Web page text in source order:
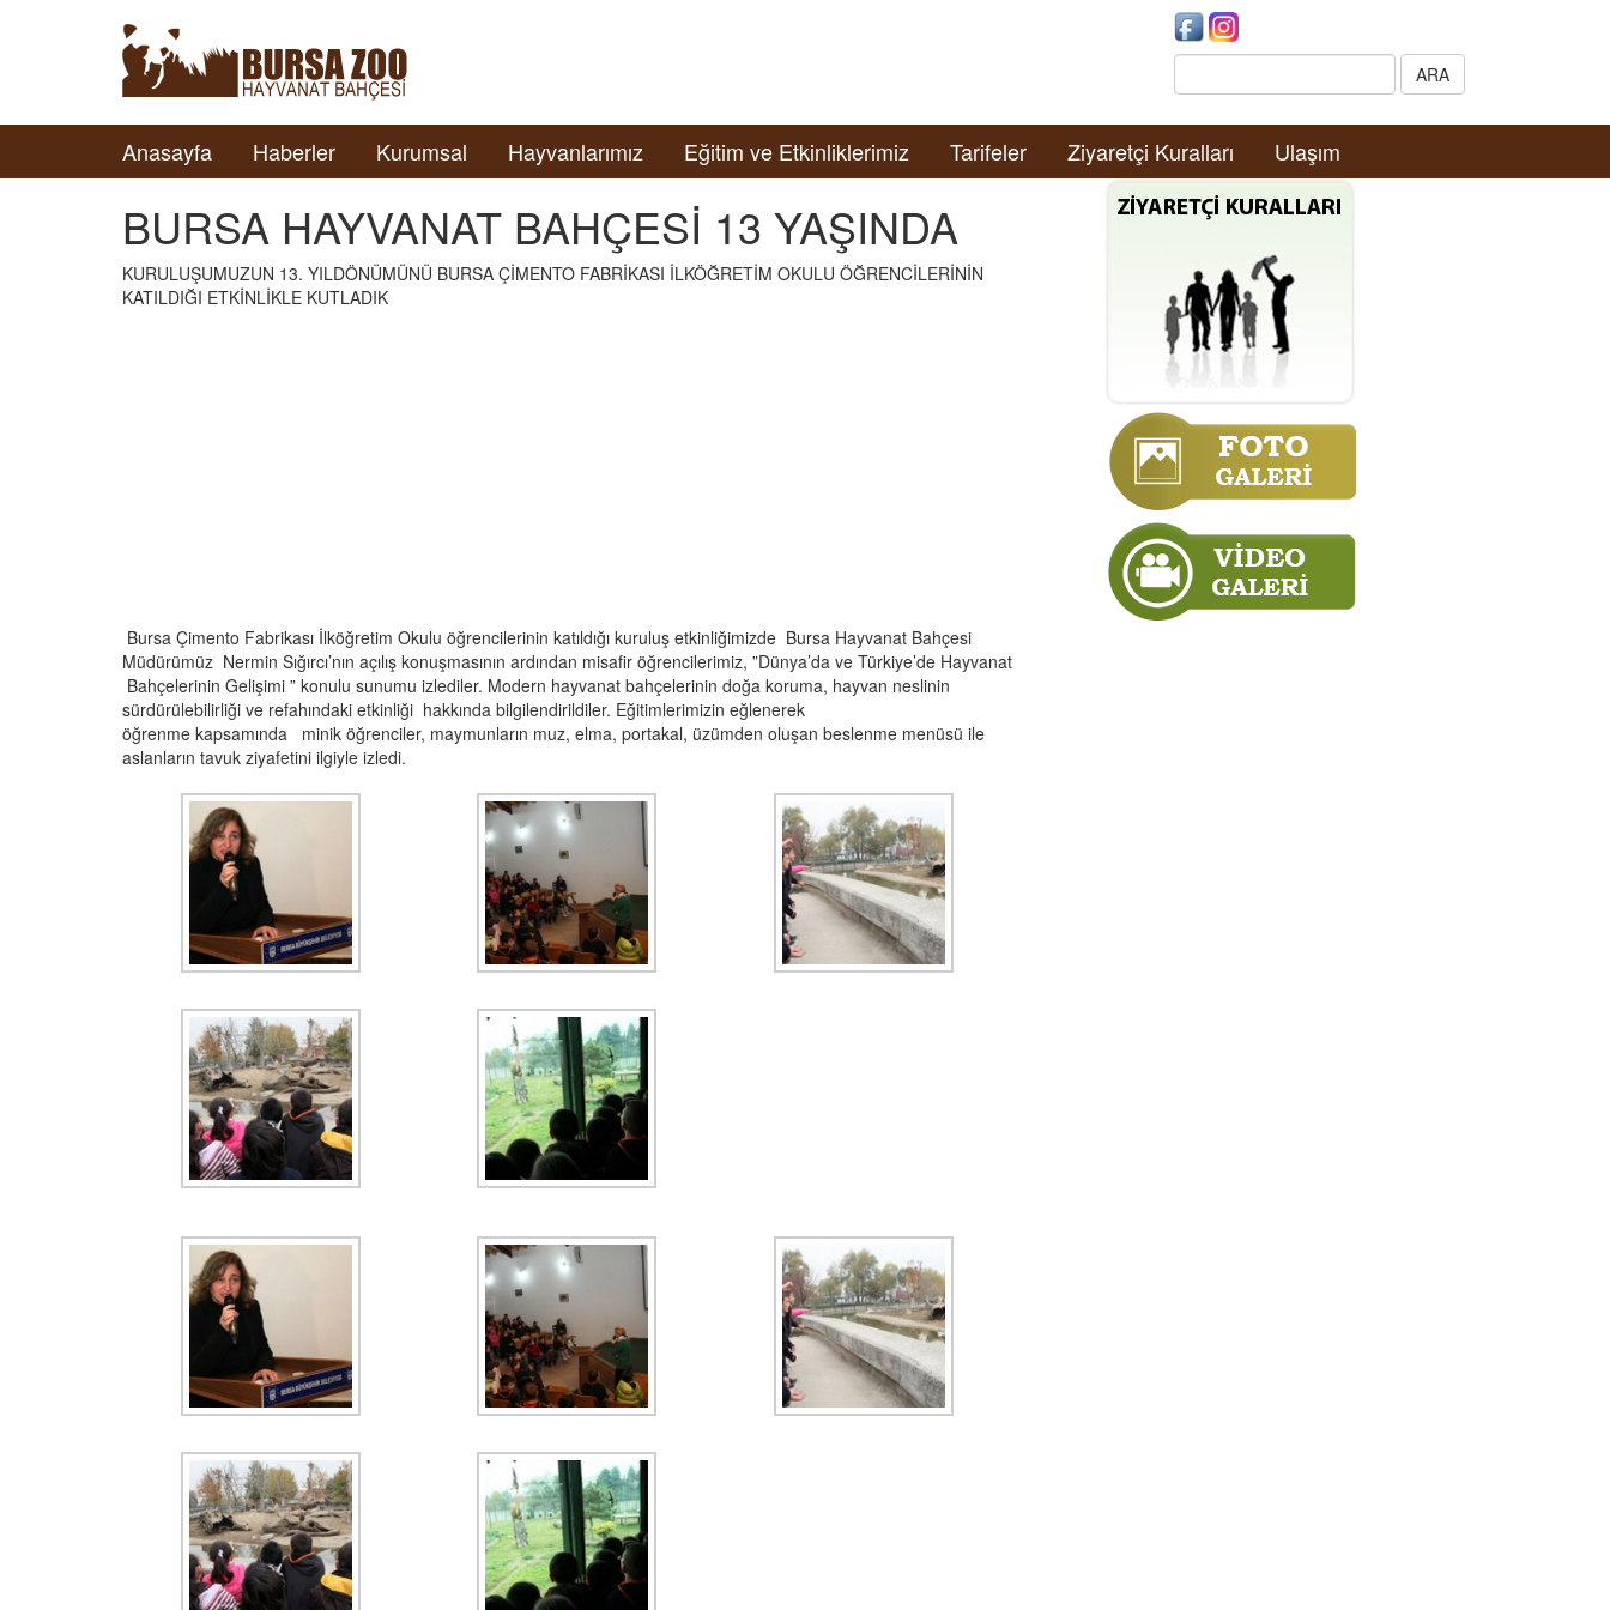
Search: ARA
Anasayfa Haberler Kurumsal Hayvanlarımız Eğitim ve Etkinliklerimiz Tarifeler Ziyaretçi Kuralları Ulaşım
BURSA HAYVANAT BAHÇESİ 13 YAŞINDA
KURULUŞUMUZUN 13. YILDÖNÜMÜNÜ BURSA ÇİMENTO FABRİKASI İLKÖĞRETİM OKULU ÖĞRENCİLERİNİN
KATILDIĞI ETKİNLİKLE KUTLADIK
Bursa Çimento Fabrikası İlköğretim Okulu öğrencilerinin katıldığı kuruluş etkinliğimizde Bursa Hayvanat Bahçesi
Müdürümüz Nermin Sığırcı’nın açılış konuşmasının ardından misafir öğrencilerimiz, ”Dünya’da ve Türkiye’de Hayvanat
Bahçelerinin Gelişimi ” konulu sunumu izlediler. Modern hayvanat bahçelerinin doğa koruma, hayvan neslinin
sürdürülebilirliği ve refahındaki etkinliği hakkında bilgilendirildiler. Eğitimlerimizin eğlenerek
öğrenme kapsamında minik öğrenciler, maymunların muz, elma, portakal, üzümden oluşan beslenme menüsü ile
aslanların tavuk ziyafetini ilgiyle izledi.